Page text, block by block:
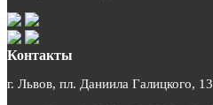
Контакты
г. Львов, пл. Даниила Галицкого, 13